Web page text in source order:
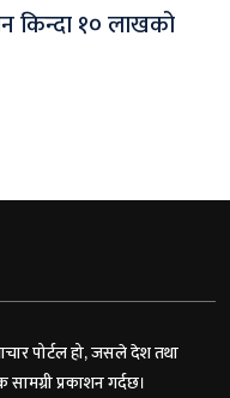
किन्दा १० लाखको
पोर्टल हो, जसले देश तथा
प्रकाशन गर्दछ।